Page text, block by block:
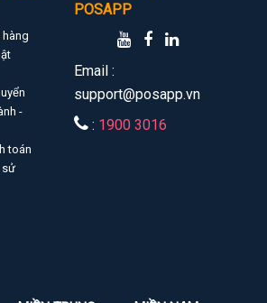
hàng
-
toán
sử
POSAPP
Email :
support@posapp.vn
: 1900 3016